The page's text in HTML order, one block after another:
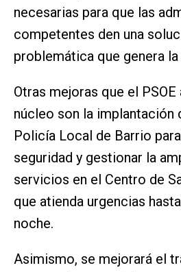
necesarias para que las
competentes den una
problemática que genera la
Otras mejoras que el
núcleo son la implantación
Policía Local de Barrio
seguridad y gestionar la
servicios en el Centro de
que atienda urgencias
noche.
Asimismo, se mejorará el